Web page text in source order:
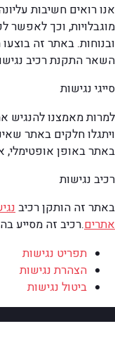
אנו רואים חשיבות
מוגבלויות, וכך לאפשר
ובנוחות. באתר זה
השאר התקנת רכיב
סייגי נגישות
למרות מאמצנו להנגיש
ויתגלו חלקים באתר
באתר באופן אופטימלי,
רכיב נגישות
באתר זה הותקן רכיב
אתרים.רכיב זה מסייע
תפריט נגישות
הצהרת נגישות
ביטול נגישות